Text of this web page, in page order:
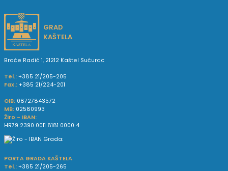
GRAD
KAŠTELA
Braće Radić 1, 21212 Kaštel Sućurac
Tel.: +385 21/205-205
Fax.: +385 21/224-201
OIB: 08727843572
MB: 02580993
Žiro - IBAN:
HR79 2390 0011 8181 0000 4
PORTA GRADA KAŠTELA
Tel.: +385 21/205-265